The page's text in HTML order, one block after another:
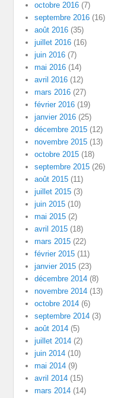
octobre 2016 (7)
septembre 2016 (16)
août 2016 (35)
juillet 2016 (16)
juin 2016 (7)
mai 2016 (14)
avril 2016 (12)
mars 2016 (27)
février 2016 (19)
janvier 2016 (25)
décembre 2015 (12)
novembre 2015 (13)
octobre 2015 (18)
septembre 2015 (26)
août 2015 (11)
juillet 2015 (3)
juin 2015 (10)
mai 2015 (2)
avril 2015 (18)
mars 2015 (22)
février 2015 (11)
janvier 2015 (23)
décembre 2014 (8)
novembre 2014 (13)
octobre 2014 (6)
septembre 2014 (3)
août 2014 (5)
juillet 2014 (2)
juin 2014 (10)
mai 2014 (9)
avril 2014 (15)
mars 2014 (14)